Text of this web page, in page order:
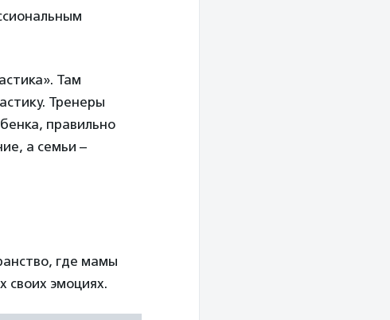
Там
Тренеры
правильно
а семьи –
где мамы
своих эмоциях.